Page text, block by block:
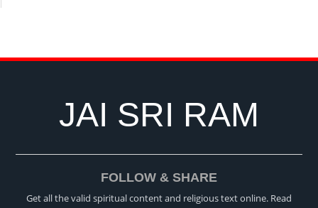
JAI SRI RAM
FOLLOW & SHARE
Get all the valid spiritual content and religious text online. Read